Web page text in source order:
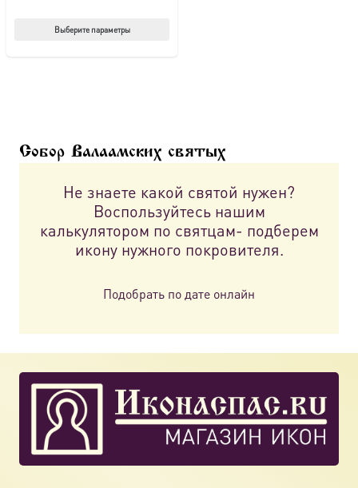
Выберите параметры
выбрать
странице
товара.
Собор Валаамских святых
Не знаете какой святой нужен?
Воспользуйтесь нашим
калькулятором по святцам- подберем
икону нужного покровителя.
Подобрать по дате онлайн